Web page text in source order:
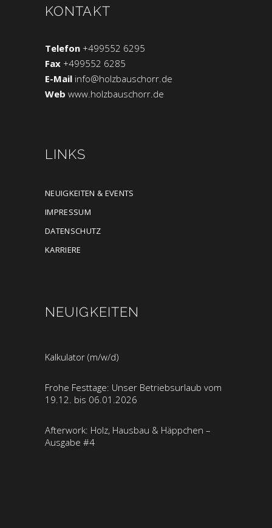
KONTAKT
Telefon +499552 6295
Fax +499552 6285
E-Mail info@holzbauschorr.de
Web www.holzbauschorr.de
LINKS
NEUIGKEITEN & EVENTS
IMPRESSUM
DATENSCHUTZ
KARRIERE
NEUIGKEITEN
Kalkulator (m/w/d)
Frohe Festtage: Unser Betriebsurlaub vom
19.12. bis 06.01.2026
Afterwork: Holz, Hausbau & Häppchen –
Ausgabe #4